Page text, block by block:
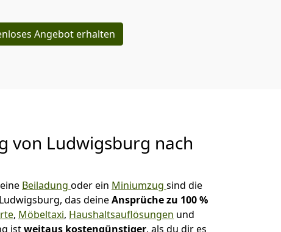
Angebot erhalten
von Ludwigsburg nach
Beiladung oder ein Miniumzug sind die
das deineAnsprüche zu 100 %
, Möbeltaxi, Haushaltsauflösungen und
istweitaus kostengünstiger, als du dir es